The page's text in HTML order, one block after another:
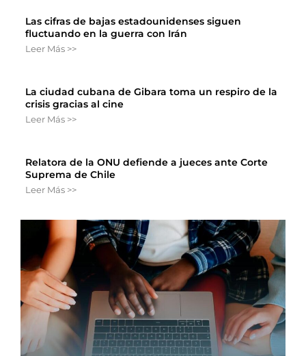
Las cifras de bajas estadounidenses siguen
fluctuando en la guerra con Irán
Leer Más >>
La ciudad cubana de Gibara toma un respiro de la
crisis gracias al cine
Leer Más >>
Relatora de la ONU defiende a jueces ante Corte
Suprema de Chile
Leer Más >>